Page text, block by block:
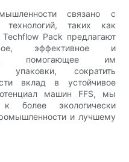
связано с
технологий, таких как
Pack предлагают
эффективное и
помогающее им
упаковки, сократить
вклад в устойчивое
машин FFS, мы
более экологически
и лучшему